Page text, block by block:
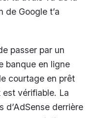
de Google t’a
passer par un
banque en ligne
courtage en prêt
vérifiable. La
d’AdSense derrière